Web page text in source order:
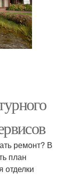
ремонт? В
план
отделки